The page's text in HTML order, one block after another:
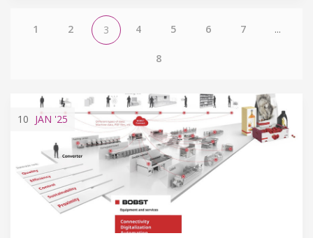
1 2 3 4 5 6 7 ...
8
10 JAN '25